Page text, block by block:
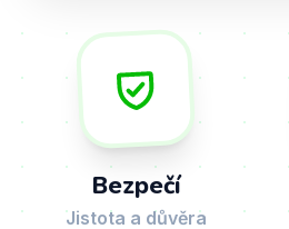
Bezpečí
Jistota a důvěra